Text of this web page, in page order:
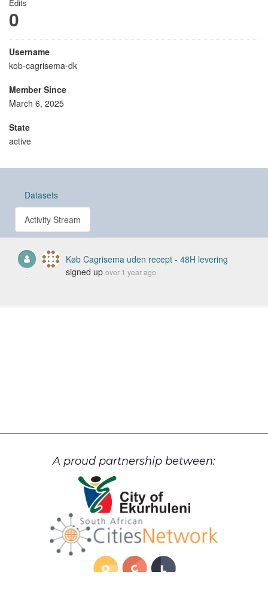
Edits
0
Username
kob-cagrisema-dk
Member Since
March 6, 2025
State
active
Datasets
Activity Stream
Køb Cagrisema uden recept - 48H levering
signed up over 1 year ago
A proud partnership between: